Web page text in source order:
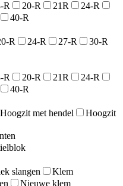
R 20-R 21R
24-R
40-R
R 24-R 27-R
30-R
R 20-R 21R
24-R
40-R
Hoogzit met hendel
Hoogzit
slangen
Klem
Nieuwe klem